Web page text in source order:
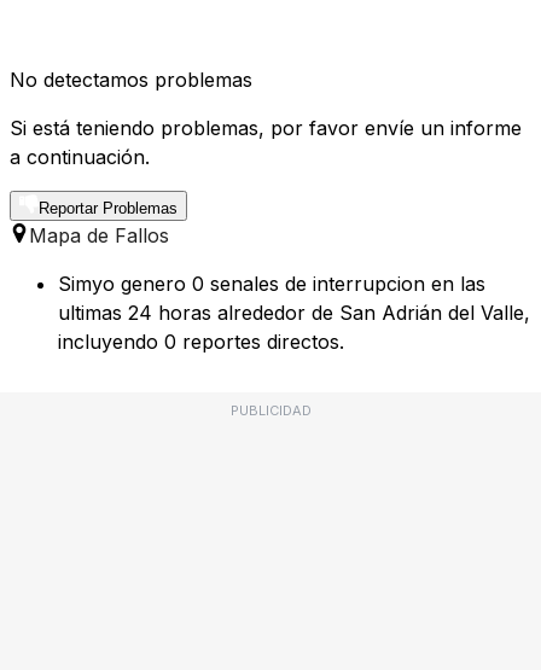
No detectamos problemas
Si está teniendo problemas, por favor envíe un informe
a continuación.
Reportar Problemas
Mapa de Fallos
Simyo genero 0 senales de interrupcion en las
ultimas 24 horas alrededor de San Adrián del Valle,
incluyendo 0 reportes directos.
PUBLICIDAD